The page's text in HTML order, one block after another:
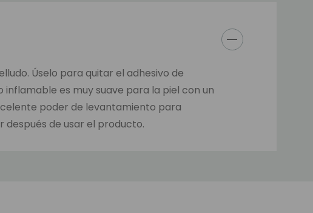
Úselo para quitar el adhesivo de
es muy suave para la piel con un
poder de levantamiento para
después de usar el producto.